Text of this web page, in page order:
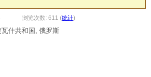
浏览次数: 611 (统计)
什共和国, 俄罗斯